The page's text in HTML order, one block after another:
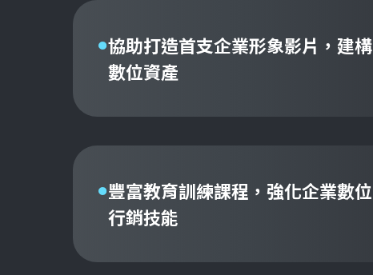
協助打造首支企業形象影片，建構
數位資產
豐富教育訓練課程，強化企業數位
行銷技能